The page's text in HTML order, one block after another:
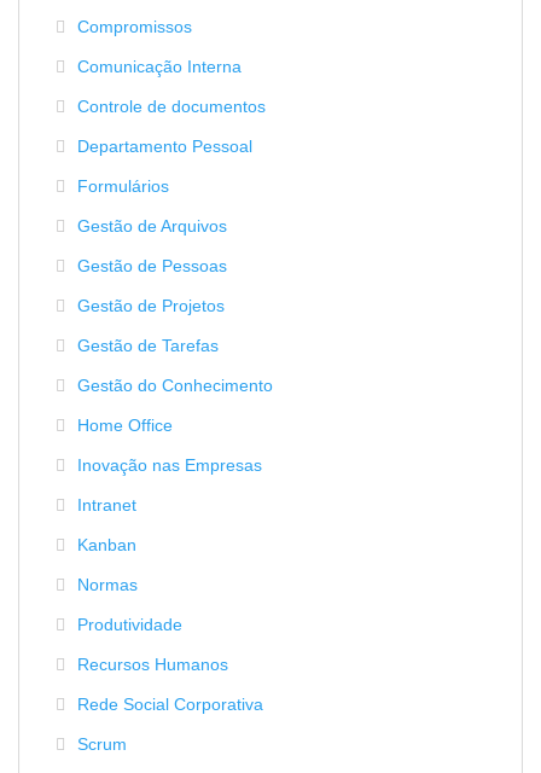
Compromissos
Comunicação Interna
Controle de documentos
Departamento Pessoal
Formulários
Gestão de Arquivos
Gestão de Pessoas
Gestão de Projetos
Gestão de Tarefas
Gestão do Conhecimento
Home Office
Inovação nas Empresas
Intranet
Kanban
Normas
Produtividade
Recursos Humanos
Rede Social Corporativa
Scrum